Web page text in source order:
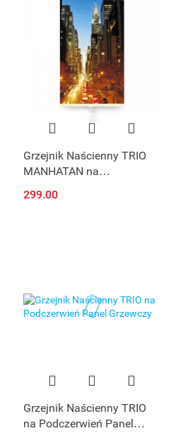
Grzejnik Naścienny TRIO
MANHATAN na
Grzewczy
299.00
Grzejnik Naścienny TRIO
na Podczerwień Panel